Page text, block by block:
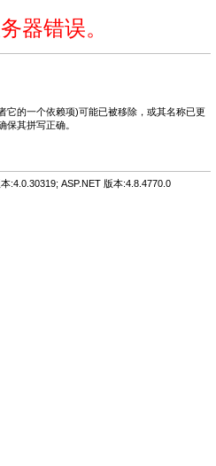
器错误。
它的一个依赖项)可能已被移除，或其名称已更
保其拼写正确。
:4.0.30319; ASP.NET 版本:4.8.4770.0